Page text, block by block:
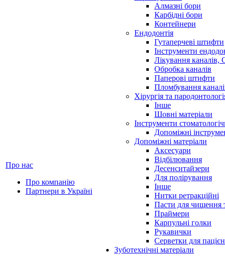
Про нас
Про компанію
Партнери в Україні
Алмазні бори
Карбідні бори
Контейнери
Ендодонтія
Гутаперчеві штифти
Інструменти
Лікування каналів,
Обробка каналів
Паперові штифти
Пломбування
Хірургія та
Інше
Шовні матеріали
Інструменти
Допоміжні
Допоміжні матеріали
Аксесуари
Відбілювання
Десенситайзери
Для полірування
Інше
Нитки ретракційні
Пасти для чищення
Праймери
Карпульні голки
Рукавички
Серветки для
Зуботехнічні матеріали